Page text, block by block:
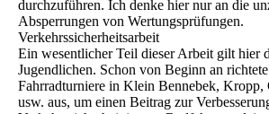
durchzuführen. Ich denke hier nur an die
Absperrungen von Wertungsprüfungen.
Verkehrssicherheitsarbeit
Ein wesentlicher Teil dieser Arbeit gilt hier
Jugendlichen. Schon von Beginn an
Fahrradturniere in Klein Bennebek, Kropp,
usw. aus, um einen Beitrag zur